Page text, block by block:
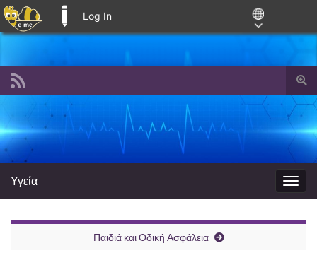
Log In
Υγεία
Παιδιά και Οδική Ασφάλεια